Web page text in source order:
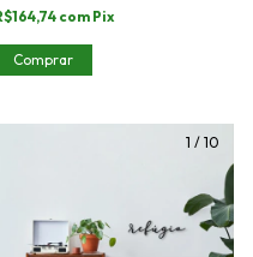
com Pix
Comprar
1 / 10